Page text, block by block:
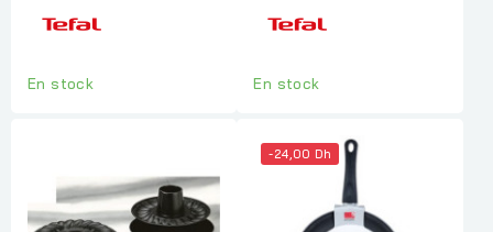
En stock En stock
-24,00 Dh